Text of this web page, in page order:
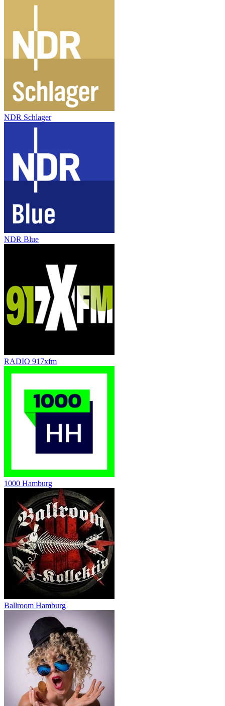
NDR Schlager
NDR Blue
RADIO 917xfm
1000 Hamburg
Ballroom Hamburg